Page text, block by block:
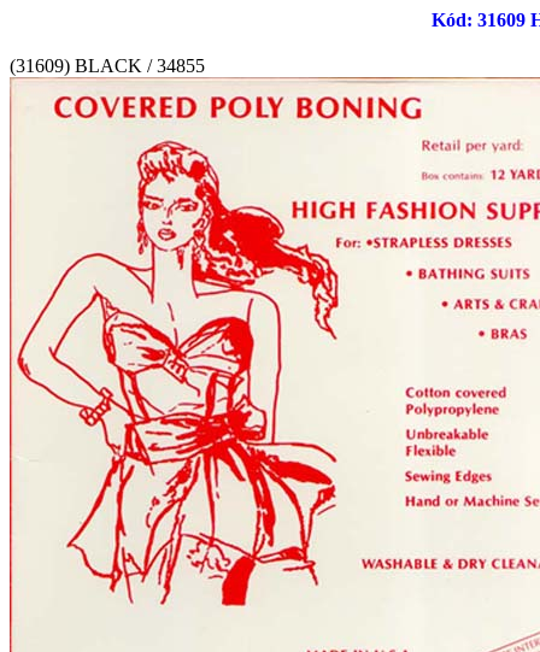
Kód: 31609
(31609) BLACK / 34855